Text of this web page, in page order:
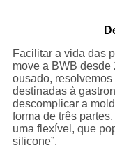
Facilitar a vida das
move a BWB desde
ousado,
destinadas à
descomplicar a
forma de três
uma flexível, que
silicone”.